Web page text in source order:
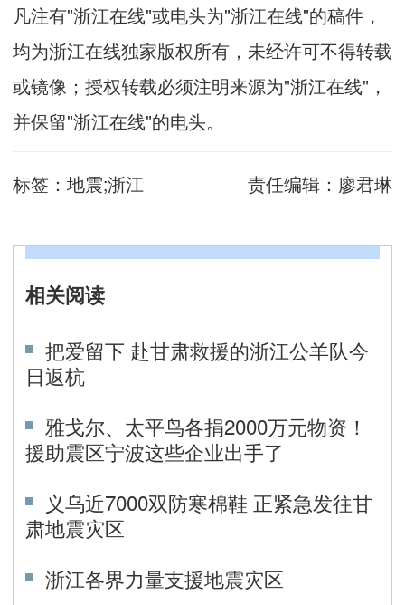
凡注有"浙江在线"或电头为"浙江在线"的稿件，
均为浙江在线独家版权所有，未经许可不得转载
或镜像；授权转载必须注明来源为"浙江在线"，
并保留"浙江在线"的电头。
标签： 地震;浙江 责任编辑： 廖君琳
相关阅读
把爱留下 赴甘肃救援的浙江公羊队今
日返杭
雅戈尔、太平鸟各捐2000万元物资！
援助震区宁波这些企业出手了
义乌近7000双防寒棉鞋 正紧急发往甘
肃地震灾区
浙江各界力量支援地震灾区